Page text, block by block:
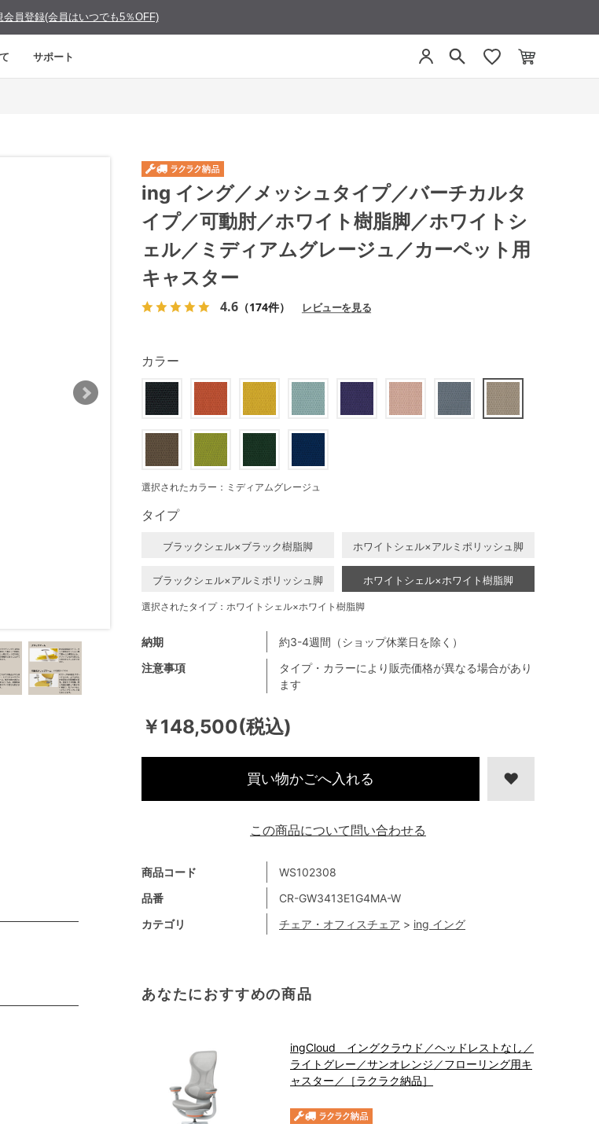
会員登録(会員はいつでも5％OFF)
サポート
ing イング／メッシュタイプ／バーチカルタ
イプ／可動肘／ホワイト樹脂脚／ホワイトシ
ェル／ミディアムグレージュ／カーペット用
キャスター
4.6 （174件） レビューを見る
￥148,500(税込)
商品コード
WS102308
品番
CR-GW3413E1G4MA-W
カテゴリ
チェア・オフィスチェア > ing イング
注意事項
タイプ・カラーにより販売価格が異なる場合があり
ます
納期 約3-4週間（ショップ休業日を除く）
カラー
選択されたカラー：ミディアムグレージュ
タイプ
ブラックシェル×ブラック樹脂脚 ホワイトシェル×アルミポリッシュ脚
ブラックシェル×アルミポリッシュ脚 ホワイトシェル×ホワイト樹脂脚
選択されたタイプ：ホワイトシェル×ホワイト樹脂脚
買い物かごへ入れる
あなたにおすすめの商品
ingCloud イングクラウド／ヘッドレストなし／
ライトグレー／サンオレンジ／フローリング用キ
ャスター／［ラクラク納品］
この商品について問い合わせる